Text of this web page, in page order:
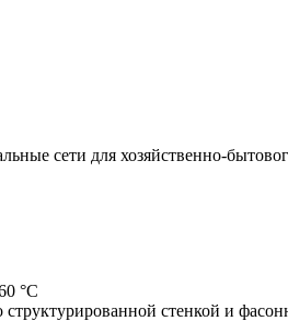
сети для хозяйственно-
°С
стенкой и